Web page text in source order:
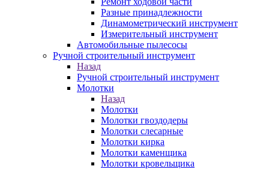
Разные принадлежности
Динамометрический инструмент
Измерительный инструмент
Автомобильные пылесосы
Ручной строительный инструмент
Назад
Ручной строительный инструмент
Молотки
Назад
Молотки
Молотки гвоздодеры
Молотки слесарные
Молотки кирка
Молотки каменщика
Молотки кровельщика